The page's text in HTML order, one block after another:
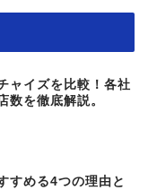
ャイズを比較！各社
数を徹底解説。
すめる4つの理由と